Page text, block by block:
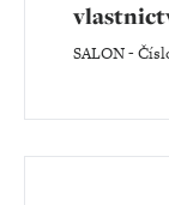
SALON-